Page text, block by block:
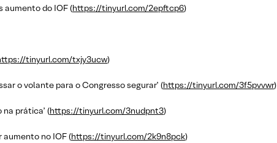
aumento do IOF (https://tinyurl.com/2epftcp6)
tinyurl.com/txjy3ucw)
o volante para o Congresso segurar’ (https://tinyurl.com/3f5pvvwr)
prática’ (https://tinyurl.com/3nudpnt3)
no IOF (https://tinyurl.com/2k9n8pck)